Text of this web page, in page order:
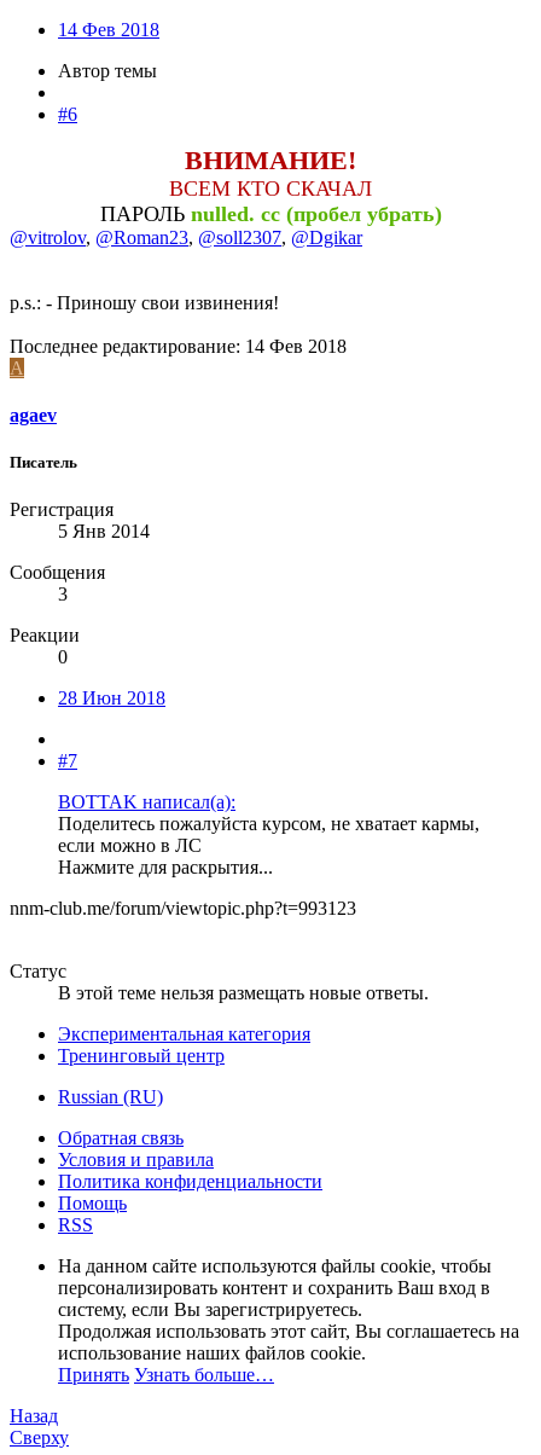
14 Фев 2018
Автор темы
#6
ВНИМАНИЕ!
ВСЕМ КТО СКАЧАЛ
ПАРОЛЬ nulled. cc (пробел убрать)
@vitrolov, @Roman23, @soll2307, @Dgikar
p.s.: - Приношу свои извинения!
Последнее редактирование: 14 Фев 2018
A
agaev
Писатель
Регистрация
5 Янв 2014
Сообщения
3
Реакции
0
28 Июн 2018
#7
BOTTAK написал(а):
Поделитесь пожалуйста курсом, не хватает кармы,
если можно в ЛС
Нажмите для раскрытия...
nnm-club.me/forum/viewtopic.php?t=993123
Статус
В этой теме нельзя размещать новые ответы.
Экспериментальная категория
Тренинговый центр
Russian (RU)
Обратная связь
Условия и правила
Политика конфиденциальности
Помощь
RSS
На данном сайте используются файлы cookie, чтобы
персонализировать контент и сохранить Ваш вход в
систему, если Вы зарегистрируетесь.
Продолжая использовать этот сайт, Вы соглашаетесь на
использование наших файлов cookie.
Принять Узнать больше…
Назад
Сверху